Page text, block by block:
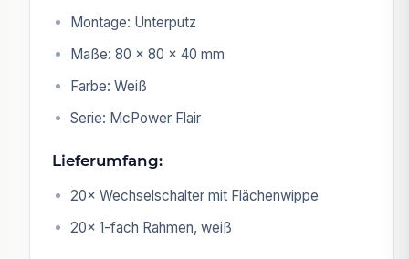
Montage: Unterputz
Maße: 80 × 80 × 40 mm
Farbe: Weiß
Serie: McPower Flair
Lieferumfang:
20× Wechselschalter mit Flächenwippe
20× 1-fach Rahmen, weiß